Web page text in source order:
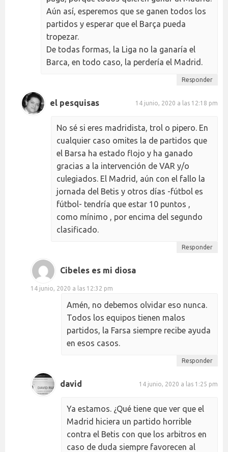
Aún así, esperemos que se ganen todos los
partidos y esperar que el Barça pueda
tropezar.
De todas formas, la Liga no la ganaría el
Barca, en todo caso, la perdería el Madrid.
Responder
el pesquisas 14 junio, 2020 a las 12:18 pm
No sé si eres madridista, trol o pipero. En
cualquier caso omites la de partidos que
el Barsa ha estado flojo y ha ganado
gracias a la intervención de VAR y/o
culegiados. El Madrid, aún con el fallo la
jornada del Betis y otros días -fútbol es
fútbol- tendría que estar 10 puntos ,
como mínimo , por encima del segundo
clasificado.
Responder
Cibeles es mi diosa
14 junio, 2020 a las 12:32 pm
Amén, no debemos olvidar eso nunca.
Todos los equipos tienen malos
partidos, la Farsa siempre recibe ayuda
en esos casos.
Responder
david 14 junio, 2020 a las 1:25 pm
Ya estamos. ¿Qué tiene que ver que el
Madrid hiciera un partido horrible
contra el Betis con que los arbitros en
caso de duda siempre favorecen al